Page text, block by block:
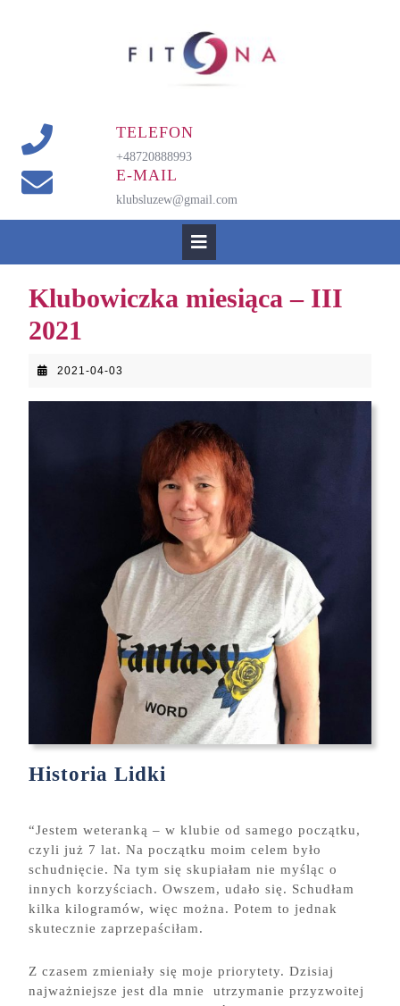
TELEFON
+48720888993
E-MAIL
klubsluzew@gmail.com
Button
Klubowiczka miesiąca – III
2021
2021-04-03
03
Historia Lidki
“Jestem weteranką – w klubie od samego początku,
czyli już 7 lat. Na początku moim celem było
schudnięcie. Na tym się skupiałam nie myśląc o
innych korzyściach. Owszem, udało się. Schudłam
kilka kilogramów, więc można. Potem to jednak
skutecznie zaprzepaściłam.
Z czasem zmieniały się moje priorytety. Dzisiaj
najważniejsze jest dla mnie utrzymanie przyzwoitej